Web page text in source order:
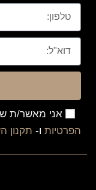
אני מאשר/ת
הפרטיות ו- תקנון